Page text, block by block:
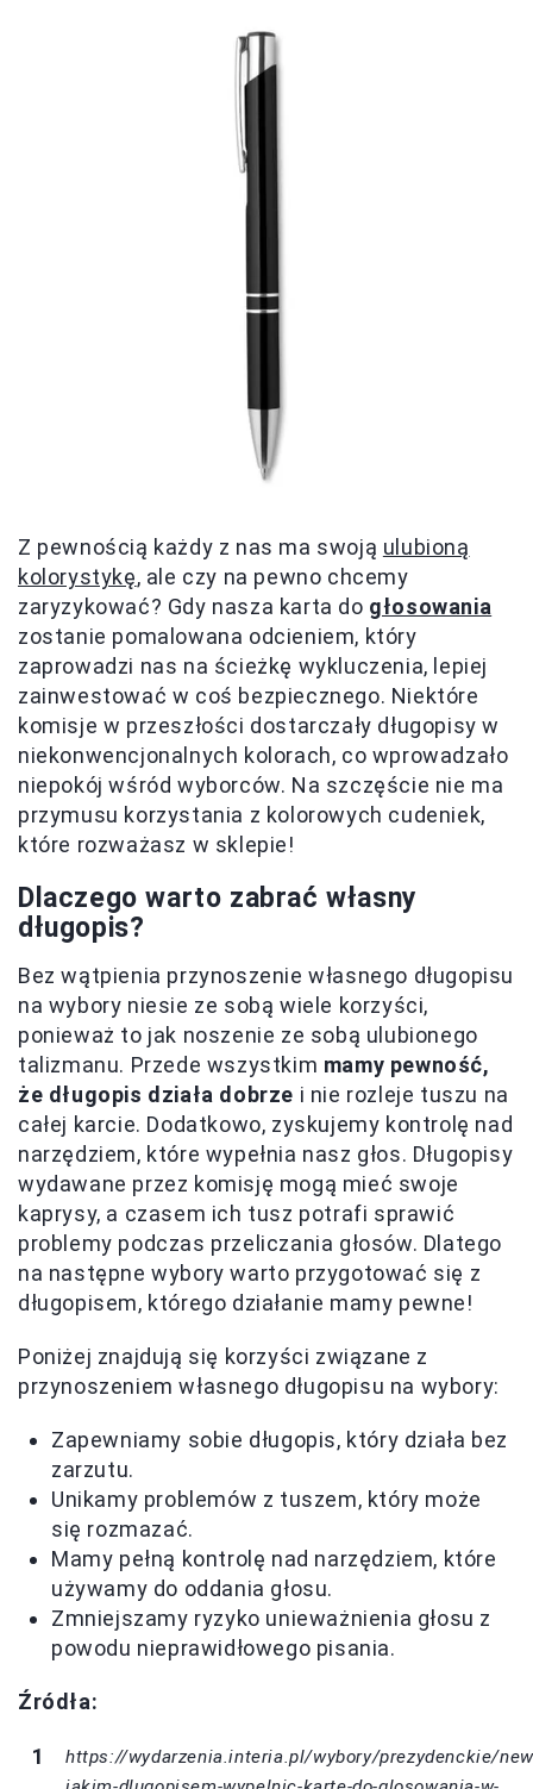
Z pewnością każdy z nas ma swoją ulubioną
kolorystykę, ale czy na pewno chcemy
zaryzykować? Gdy nasza karta do głosowania
zostanie pomalowana odcieniem, który
zaprowadzi nas na ścieżkę wykluczenia, lepiej
zainwestować w coś bezpiecznego. Niektóre
komisje w przeszłości dostarczały długopisy w
niekonwencjonalnych kolorach, co wprowadzało
niepokój wśród wyborców. Na szczęście nie ma
przymusu korzystania z kolorowych cudeniek,
które rozważasz w sklepie!
Dlaczego warto zabrać własny
długopis?
Bez wątpienia przynoszenie własnego długopisu
na wybory niesie ze sobą wiele korzyści,
ponieważ to jak noszenie ze sobą ulubionego
talizmanu. Przede wszystkim mamy pewność,
że długopis działa dobrze i nie rozleje tuszu na
całej karcie. Dodatkowo, zyskujemy kontrolę nad
narzędziem, które wypełnia nasz głos. Długopisy
wydawane przez komisję mogą mieć swoje
kaprysy, a czasem ich tusz potrafi sprawić
problemy podczas przeliczania głosów. Dlatego
na następne wybory warto przygotować się z
długopisem, którego działanie mamy pewne!
Poniżej znajdują się korzyści związane z
przynoszeniem własnego długopisu na wybory:
Zapewniamy sobie długopis, który działa bez
zarzutu.
Unikamy problemów z tuszem, który może
się rozmazać.
Mamy pełną kontrolę nad narzędziem, które
używamy do oddania głosu.
Zmniejszamy ryzyko unieważnienia głosu z
powodu nieprawidłowego pisania.
Źródła:
https://wydarzenia.interia.pl/wybory/prezydenckie/